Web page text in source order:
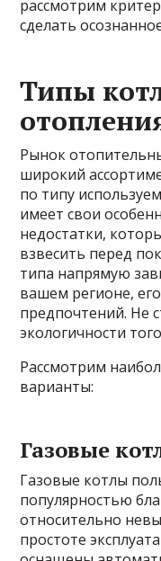
рассмотрим
сделать
Типы
Рынок
широкий
по типу
имеет свои
недостатки,
взвесить перед
типа напрямую
вашем регионе,
предпочтений. Не
экологичности
Рассмотрим
варианты:
Газовые
Газовые котлы
популярностью
относительно
простоте